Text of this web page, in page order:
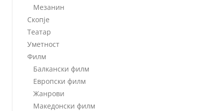
Мезанин
Скопје
Театар
Уметност
Филм
Балкански филм
Европски филм
Жанрови
Македонски филм